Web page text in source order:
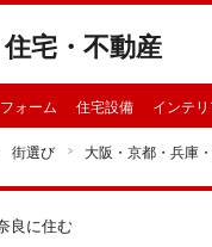
住宅・不動産
ォーム 住宅設備 インテリ
街選び 大阪・京都・兵庫
良に住む